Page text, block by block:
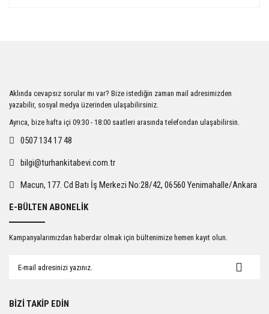
Ürün açıklamasında eksik bilgiler bulunuyor.
Ürün bilgilerinde hatalar bulunuyor.
Ürün fiyatı diğer sitelerden daha pahalı.
Gönder
Aklında cevapsız sorular mı var? Bize istediğin zaman mail adresimizden
yazabilir, sosyal medya üzerinden ulaşabilirsiniz.
Ayrıca, bize hafta içi 09:30 - 18:00 saatleri arasında telefondan ulaşabilirsin.
0507 134 17 48
bilgi@turhankitabevi.com.tr
Macun, 177. Cd Batı İş Merkezi No:28/42, 06560 Yenimahalle/Ankara
E-BÜLTEN ABONELİK
Kampanyalarımızdan haberdar olmak için bültenimize hemen kayıt olun.
BİZİ TAKİP EDİN